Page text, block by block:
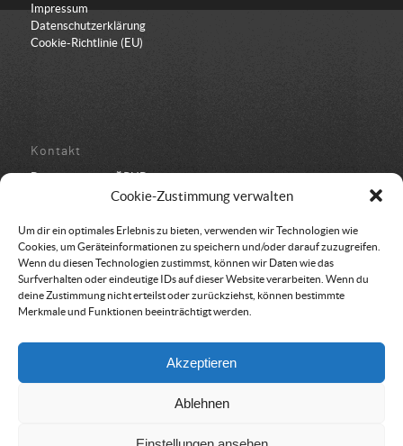
Cookie-Zustimmung verwalten
Um dir ein optimales Erlebnis zu bieten, verwenden wir Technologien wie
Cookies, um Geräteinformationen zu speichern und/oder darauf zuzugreifen.
Wenn du diesen Technologien zustimmst, können wir Daten wie das
Surfverhalten oder eindeutige IDs auf dieser Website verarbeiten. Wenn du
deine Zustimmung nicht erteilst oder zurückziehst, können bestimmte
Merkmale und Funktionen beeinträchtigt werden.
Akzeptieren
Ablehnen
Impressum
Datenschutzerklärung
Cookie-Richtlinie (EU)
Kontakt
Bundesbüro der ÖRHB
Schulstraße 443
05 94 500 152
office@oerhb.at